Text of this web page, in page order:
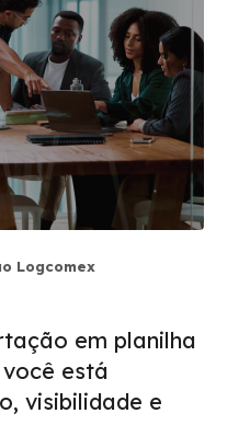
Logcomex
em planilha
está
visibilidade e